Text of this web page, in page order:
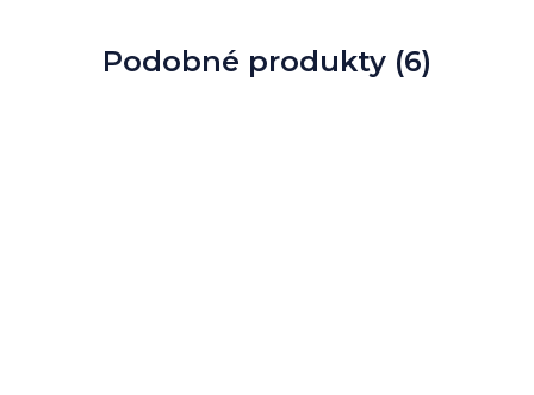
Podobné produkty (6)